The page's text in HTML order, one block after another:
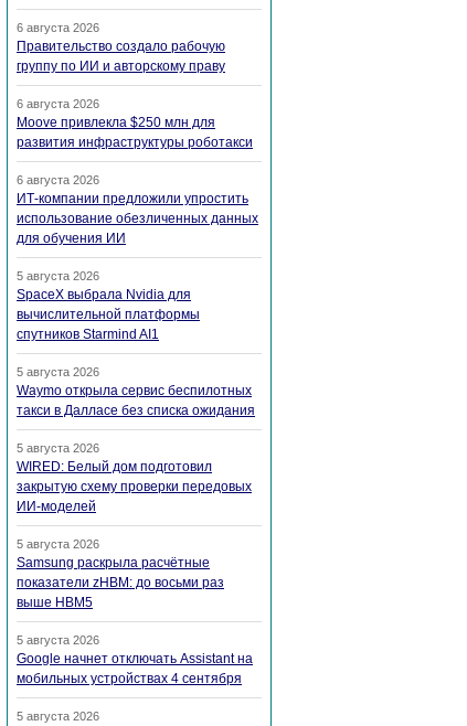
6 августа 2026
Правительство создало рабочую
группу по ИИ и авторскому праву
6 августа 2026
Moove привлекла $250 млн для
развития инфраструктуры роботакси
6 августа 2026
ИТ-компании предложили упростить
использование обезличенных данных
для обучения ИИ
5 августа 2026
SpaceX выбрала Nvidia для
вычислительной платформы
спутников Starmind AI1
5 августа 2026
Waymo открыла сервис беспилотных
такси в Далласе без списка ожидания
5 августа 2026
WIRED: Белый дом подготовил
закрытую схему проверки передовых
ИИ-моделей
5 августа 2026
Samsung раскрыла расчётные
показатели zHBM: до восьми раз
выше HBM5
5 августа 2026
Google начнет отключать Assistant на
мобильных устройствах 4 сентября
5 августа 2026